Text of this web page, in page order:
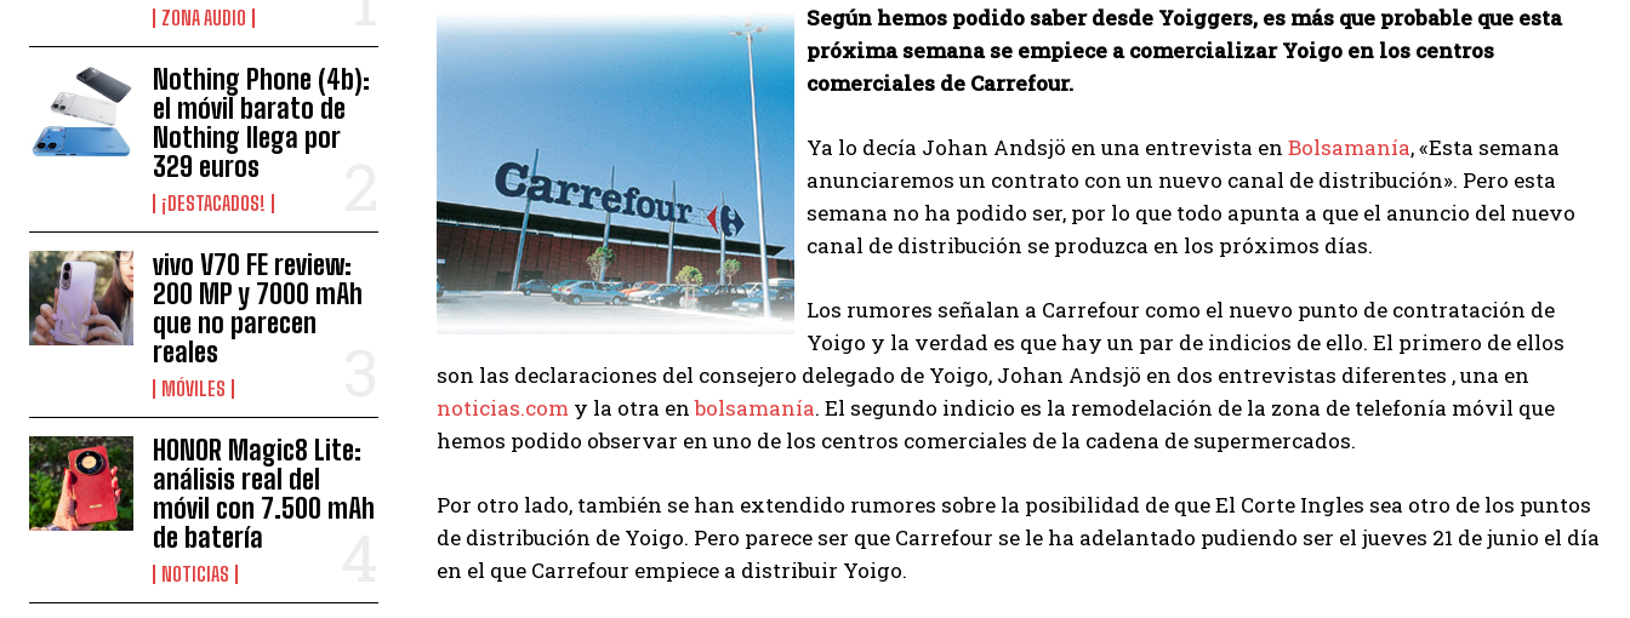
ZONA AUDIO
Nothing Phone (4b):
el móvil barato de
Nothing llega por
329 euros
¡DESTACADOS!
vivo V70 FE review:
200 MP y 7000 mAh
que no parecen
reales
MÓVILES
HONOR Magic8 Lite:
análisis real del
móvil con 7.500 mAh
de batería
NOTICIAS
Según hemos podido saber desde Yoiggers, es más que probable que esta
próxima semana se empiece a comercializar Yoigo en los centros
comerciales de Carrefour.
Ya lo decía Johan Andsjö en una entrevista en Bolsamanía, «Esta semana
anunciaremos un contrato con un nuevo canal de distribución». Pero esta
semana no ha podido ser, por lo que todo apunta a que el anuncio del nuevo
canal de distribución se produzca en los próximos días.
Los rumores señalan a Carrefour como el nuevo punto de contratación de
Yoigo y la verdad es que hay un par de indicios de ello. El primero de ellos
son las declaraciones del consejero delegado de Yoigo, Johan Andsjö en dos entrevistas diferentes , una en
noticias.com y la otra enbolsamanía. El segundo indicio es la remodelación de la zona de telefonía móvil que
hemos podido observar en uno de los centros comerciales de la cadena de supermercados.
Por otro lado, también se han extendido rumores sobre la posibilidad de que El Corte Ingles sea otro de los puntos
de distribución de Yoigo. Pero parece ser que Carrefour se le ha adelantado pudiendo ser el jueves 21 de junio el día
en el que Carrefour empiece a distribuir Yoigo.